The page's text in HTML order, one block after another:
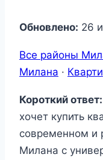
Обновлено: 26
Все районы
Милана ·
Короткий ответ:
хочет купить
современном и
Милана с